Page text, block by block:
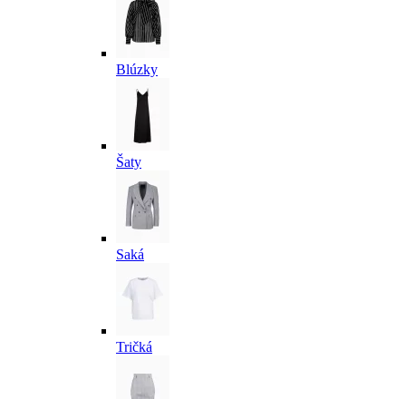
Blúzky
Šaty
Saká
Tričká